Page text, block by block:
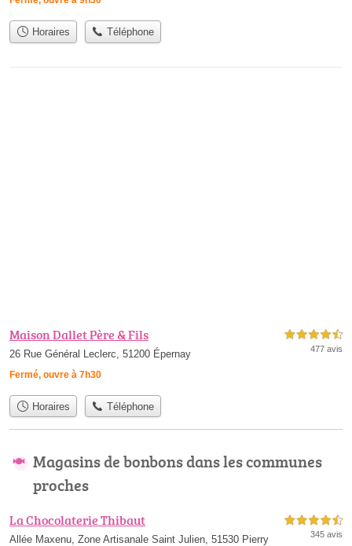
Horaires Téléphone
Maison Dallet Père & Fils
26 Rue Général Leclerc, 51200 Épernay
Fermé, ouvre à 7h30
4,5 étoiles sur 5
477 avis
Horaires Téléphone
Magasins de bonbons dans les communes
proches
La Chocolaterie Thibaut
Allée Maxenu, Zone Artisanale Saint Julien, 51530 Pierry
4,5 étoiles sur 5
345 avis